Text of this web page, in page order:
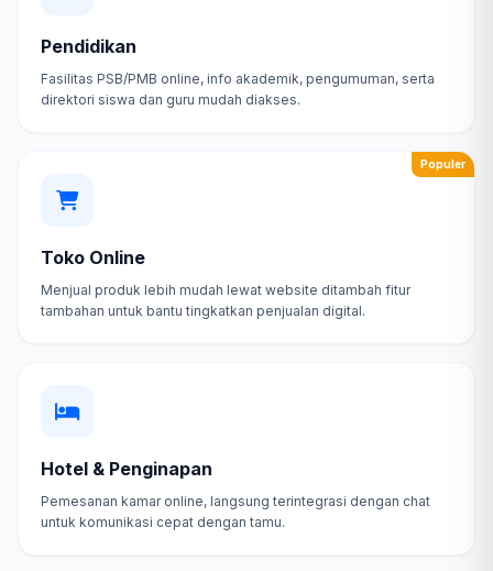
Pendidikan
Fasilitas PSB/PMB online, info akademik, pengumuman, serta
direktori siswa dan guru mudah diakses.
Populer
Toko Online
Menjual produk lebih mudah lewat website ditambah fitur
tambahan untuk bantu tingkatkan penjualan digital.
Hotel & Penginapan
Pemesanan kamar online, langsung terintegrasi dengan chat
untuk komunikasi cepat dengan tamu.